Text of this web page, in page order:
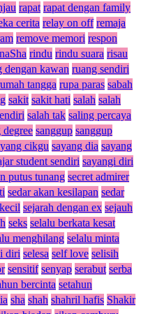
rapat rapat dengan family
cerita relay on off remaja
remove memori respon
rindu rindu suara risau
dengan kawan ruang sendiri
tangga rupa paras sabah
sakit sakit hati salah salah
salah tak saling percaya
degree sanggup sanggup
cikgu sayang dia sayang
student sendiri sayangi diri
putus tunang secret admirer
sedar akan kesilapan sedar
sejarah dengan ex sejauh
seks selalu berkata kesat
menghilang selalu minta
diri selesa self love selisih
sensitif senyap serabut serba
bercinta setahun
sha shah shahril hafis Shakir